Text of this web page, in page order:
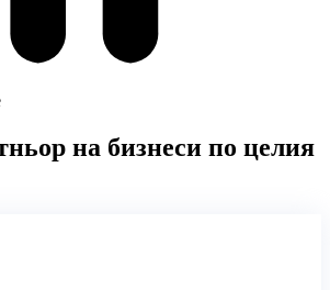
на бизнеси по целия